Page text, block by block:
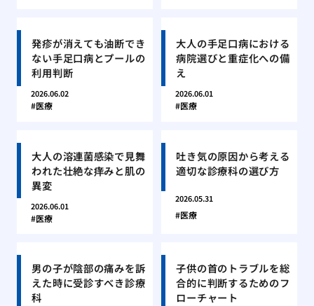
発疹が消えても油断でき
ない手足口病とプールの
利用判断
2026.06.02
医療
大人の手足口病における
病院選びと重症化への備
え
2026.06.01
医療
大人の溶連菌感染で見舞
われた壮絶な痒みと肌の
異変
2026.06.01
医療
吐き気の原因から考える
適切な診療科の選び方
2026.05.31
医療
男の子が陰部の痛みを訴
えた時に受診すべき診療
科
子供の首のトラブルを総
合的に判断するためのフ
ローチャート